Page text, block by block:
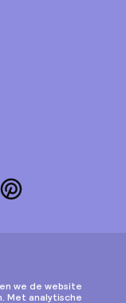
Pinterest